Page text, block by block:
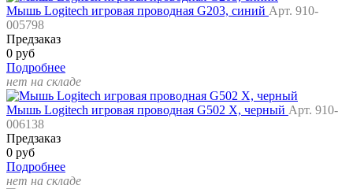
Мышь Logitech игровая проводная G203, синий Арт. 910-
005798
Предзаказ
0 руб
Подробнее
нет на складе
Мышь Logitech игровая проводная G502 X, черный Арт. 910-
006138
Предзаказ
0 руб
Подробнее
нет на складе